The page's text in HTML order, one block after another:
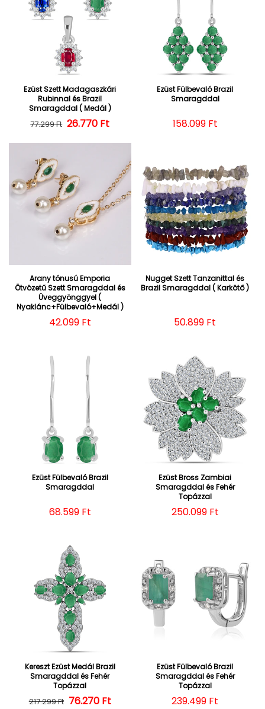
Ezüst Szett Madagaszkári
Rubinnal és Brazil
Smaragddal ( Medál )
Normál ár
77.299 Ft Kedvezményes ár
26.770 Ft
Ezüst Fülbevaló Brazil
Smaragddal
Normál ár
158.099 Ft
Arany tónusú Emporia
Ötvözetű Szett Smaragddal és
Üveggyönggyel (
Nyaklánc+Fülbevaló+Medál )
Normál ár
42.099 Ft
Nugget Szett Tanzanittal és
Brazil Smaragddal ( Karkötő )
Normál ár
50.899 Ft
Ezüst Fülbevaló Brazil
Smaragddal
Normál ár
68.599 Ft
Ezüst Bross Zambiai
Smaragddal és Fehér
Topázzal
Normál ár
250.099 Ft
Kereszt Ezüst Medál Brazil
Smaragddal és Fehér
Topázzal
Normál ár
217.299 Ft Kedvezményes ár
76.270 Ft
Ezüst Fülbevaló Brazil
Smaragddal és Fehér
Topázzal
Normál ár
239.499 Ft